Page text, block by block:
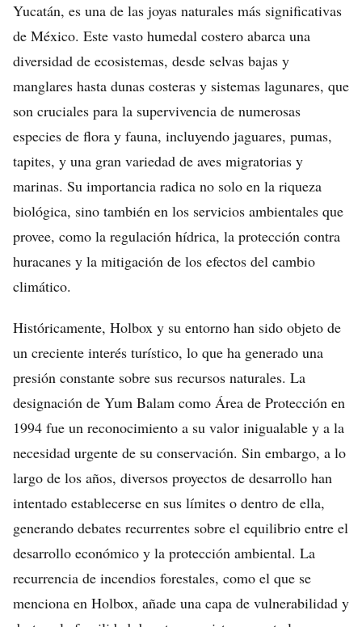
Yucatán, es una de las joyas naturales más significativas
de México. Este vasto humedal costero abarca una
diversidad de ecosistemas, desde selvas bajas y
manglares hasta dunas costeras y sistemas lagunares, que
son cruciales para la supervivencia de numerosas
especies de flora y fauna, incluyendo jaguares, pumas,
tapites, y una gran variedad de aves migratorias y
marinas. Su importancia radica no solo en la riqueza
biológica, sino también en los servicios ambientales que
provee, como la regulación hídrica, la protección contra
huracanes y la mitigación de los efectos del cambio
climático.
Históricamente, Holbox y su entorno han sido objeto de
un creciente interés turístico, lo que ha generado una
presión constante sobre sus recursos naturales. La
designación de Yum Balam como Área de Protección en
1994 fue un reconocimiento a su valor inigualable y a la
necesidad urgente de su conservación. Sin embargo, a lo
largo de los años, diversos proyectos de desarrollo han
intentado establecerse en sus límites o dentro de ella,
generando debates recurrentes sobre el equilibrio entre el
desarrollo económico y la protección ambiental. La
recurrencia de incendios forestales, como el que se
menciona en Holbox, añade una capa de vulnerabilidad y